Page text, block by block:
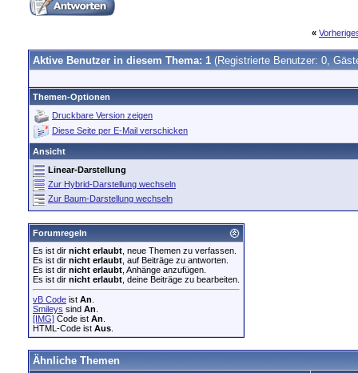
«
Aktive Benutzer in diesem Thema: 1 (Registrierte Benutzer: 0,
Themen-Optionen
Druckbare Version zeigen
Diese Seite per E-Mail verschicken
Ansicht
Linear-Darstellung
Zur Hybrid-Darstellung wechseln
Zur Baum-Darstellung wechseln
Forumregeln
Es ist dir nicht erlaubt , neue Themen zu verfassen.
Es ist dir nicht erlaubt , auf Beiträge zu antworten.
Es ist dir nicht erlaubt , Anhänge anzufügen.
Es ist dir nicht erlaubt , deine Beiträge zu bearbeiten.
vB Code ist An
Smileys sind An
[IMG] Code ist An
HTML-Code ist Aus
Ähnliche Themen